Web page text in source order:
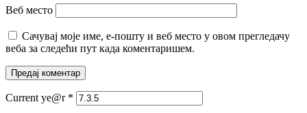
Веб место
Сачувај моје име, е-пошту и веб место у овом прегледачу
веба за следећи пут када коментаришем.
Current ye@r *